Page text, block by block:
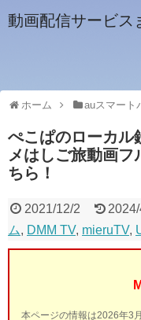
動画配信サービス
ホーム auスマート
ぺこぱのローカル
メはしご旅動画フ
ちら！
2021/12/2
ム, DMM TV, mieruTV,
本ページの情報は2026年3